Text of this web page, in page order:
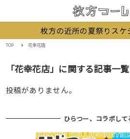
枚方の近所の夏祭りスケ
TOP 花幸花店
「花幸花店」に関する記事一覧
投稿がありません。
ひらつー、コラボして